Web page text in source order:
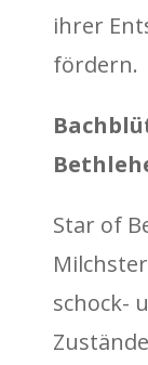
ihrer
fördern.
Star of
schock-